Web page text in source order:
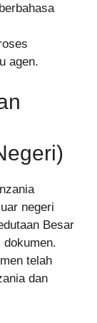
agen.
negeri
Besar
dokumen.
telah
dan